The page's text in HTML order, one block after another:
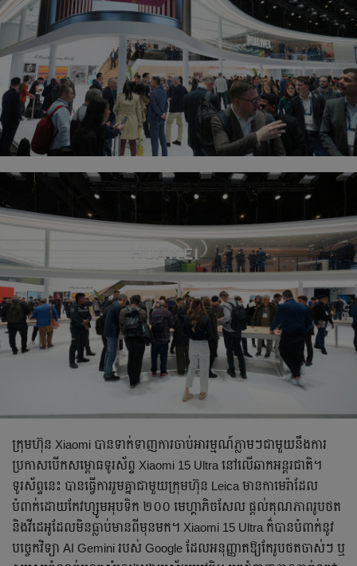
ក្រុមហ៊ុន Xiaomi បានទាក់ទាញការចាប់អារម្មណ៍ភ្លាមៗជាមួយនឹងការ
ប្រកាសបើកសម្ពោធទូរស័ព្ទ Xiaomi 15 Ultra នៅលើឆាកអន្តរជាតិ។
ទូរស័ព្ទនេះ បានធ្វើការរួមគ្នាជាមួយក្រុមហ៊ុន Leica មានកាមេរ៉ាដែល
បំពាក់ដោយកែវហ្សូមអុបទិក ២០០ មេហ្គាភិចសែល ផ្តល់គុណភាពរូបថត
និងវីដេអូដែលមិនធ្លាប់មានពីមុនមក។ Xiaomi 15 Ultra ក៏បានបំពាក់នូវ
បច្ចេកវិទ្យា AI Gemini របស់ Google ដែលអនុញ្ញាតឱ្យកែរូបថតចាស់ៗ ឬ